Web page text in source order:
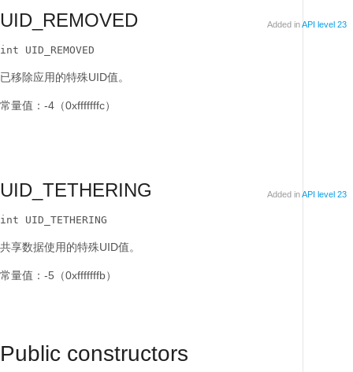
UID_REMOVED Added inAPI level 23
int UID_REMOVED
已移除应用的特殊UID值。
常量值：-4（0xfffffffc）
UID_TETHERING Added inAPI level 23
int UID_TETHERING
共享数据使用的特殊UID值。
常量值：-5（0xfffffffb）
Public constructors